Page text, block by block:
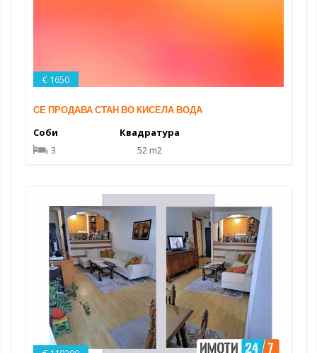
€ 1650
СЕ ПРОДАВА СТАН ВО КИСЕЛА ВОДА
Соби
3
Квадратура
52 m2